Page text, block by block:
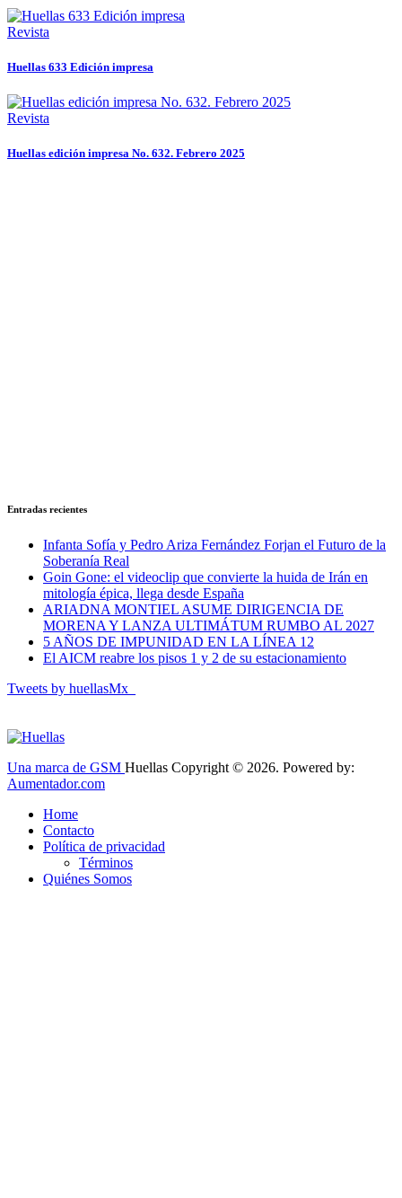
Revista
Huellas 633 Edición impresa
Revista
Huellas edición impresa No. 632. Febrero 2025
Entradas recientes
Infanta Sofía y Pedro Ariza Fernández Forjan el Futuro de la
Soberanía Real
Goin Gone: el videoclip que convierte la huida de Irán en
mitología épica, llega desde España
ARIADNA MONTIEL ASUME DIRIGENCIA DE
MORENA Y LANZA ULTIMÁTUM RUMBO AL 2027
5 AÑOS DE IMPUNIDAD EN LA LÍNEA 12
El AICM reabre los pisos 1 y 2 de su estacionamiento
Tweets by huellasMx_
Una marca de GSM Huellas Copyright © 2026. Powered by:
Aumentador.com
Home
Contacto
Política de privacidad
Términos
Quiénes Somos